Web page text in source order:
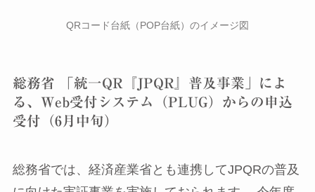
QRコード台紙（POP台紙）のイメージ図
総務省 「統一QR『JPQR』普及事業」によ
る、Web受付システム（PLUG）からの申込
受付（6月中旬）
総務省では、経済産業省とも連携してJPQRの普及